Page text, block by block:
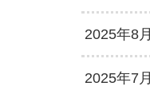
2025年8月
2025年7月